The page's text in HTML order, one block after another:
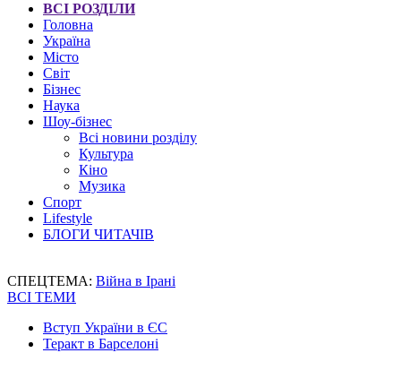
ВСІ РОЗДІЛИ
Головна
Україна
Місто
Світ
Бізнес
Наука
Шоу-бізнес
Всі новини розділу
Культура
Кіно
Музика
Спорт
Lifestyle
БЛОГИ ЧИТАЧІВ
СПЕЦТЕМА: Війна в Ірані
ВСІ ТЕМИ
Вступ України в ЄС
Теракт в Барселоні